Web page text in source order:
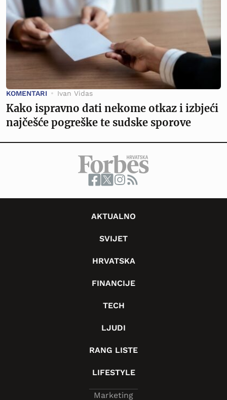
KOMENTARI Ivan Vidas
Kako ispravno dati nekome otkaz i izbjeći
najčešće pogreške te sudske sporove
AKTUALNO
SVIJET
HRVATSKA
FINANCIJE
TECH
LJUDI
RANG LISTE
LIFESTYLE
Marketing